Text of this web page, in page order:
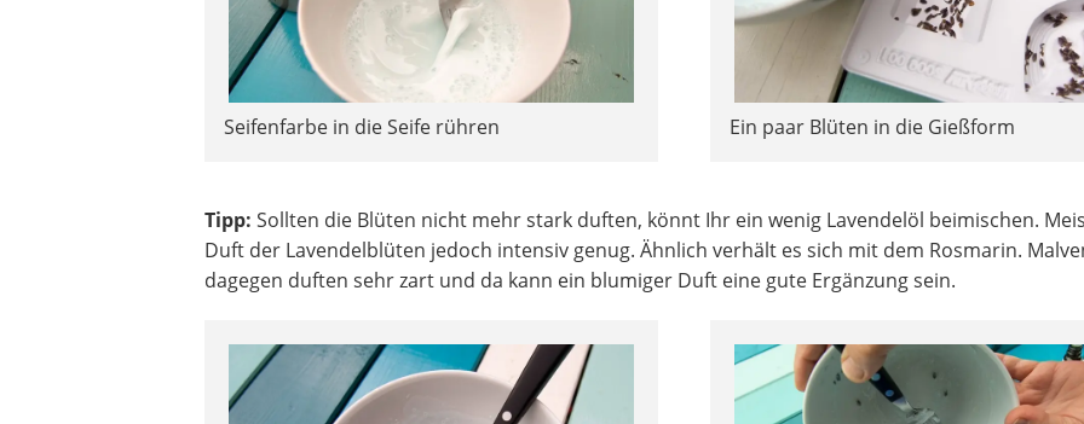
Seifenfarbe in die Seife rühren Ein paar Blüten in die Gießform
Tipp: Sollten die Blüten nicht mehr stark duften, könnt Ihr ein wenig Lavendelöl beimischen.
Duft der Lavendelblüten jedoch intensiv genug. Ähnlich verhält es sich mit dem Rosmarin.
dagegen duften sehr zart und da kann ein blumiger Duft eine gute Ergänzung sein.